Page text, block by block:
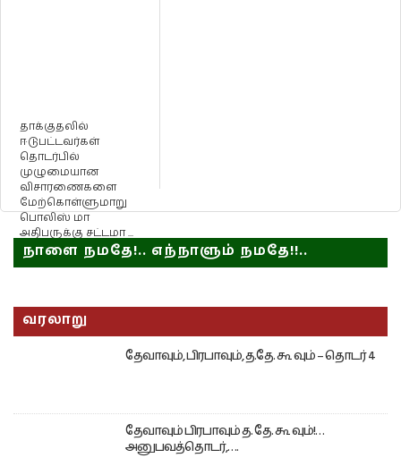
தாக்குதலில்
ஈடுபட்டவர்கள்
தொடர்பில்
முழுமையான
விசாரணைகளை
மேற்கொள்ளுமாறு
பொலிஸ் மா
அதிபருக்கு சட்டமா ...
நாளை நமதே!.. எந்நாளும் நமதே!!..
வரலாறு
தேவாவும், பிரபாவும், த.தே. கூ வும் – தொடர் 4
தேவாவும் பிரபாவும் த. தே. கூ வும்!…
அனுபவத்தொடர்,….